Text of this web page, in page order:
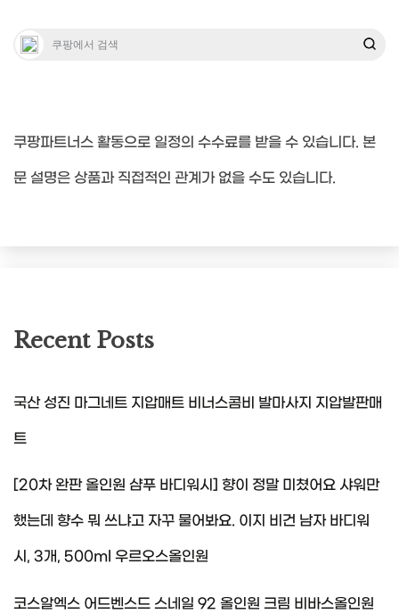
쿠팡파트너스 활동으로 일정의 수수료를 받을 수 있습니다. 본
문 설명은 상품과 직접적인 관계가 없을 수도 있습니다.
Recent Posts
국산 성진 마그네트 지압매트 비너스콤비 발마사지 지압발판매
트
[20차 완판 올인원 샴푸 바디워시] 향이 정말 미쳤어요 샤워만
했는데 향수 뭐 쓰냐고 자꾸 물어봐요. 이지 비건 남자 바디워
시, 3개, 500ml 우르오스올인원
코스알엑스 어드벤스드 스네일 92 올인원 크림 비바스올인원